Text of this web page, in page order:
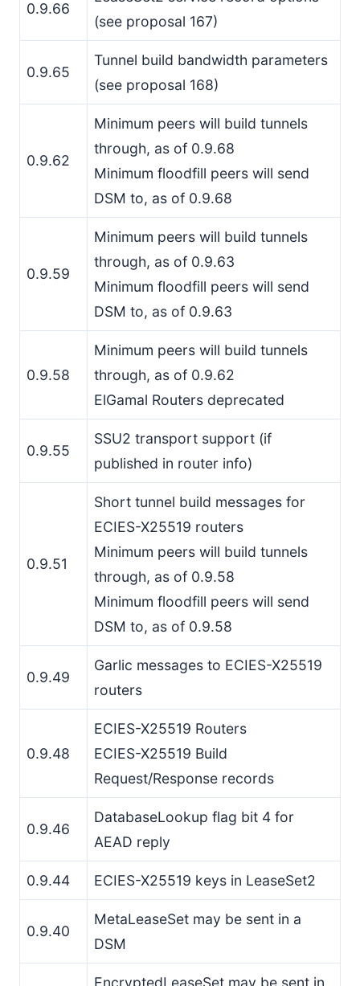
0.9.66
(see proposal 167)
0.9.65
Tunnel build bandwidth parameters
(see proposal 168)
0.9.62
Minimum peers will build tunnels
through, as of 0.9.68
Minimum floodfill peers will send
DSM to, as of 0.9.68
0.9.59
Minimum peers will build tunnels
through, as of 0.9.63
Minimum floodfill peers will send
DSM to, as of 0.9.63
0.9.58
Minimum peers will build tunnels
through, as of 0.9.62
ElGamal Routers deprecated
0.9.55
SSU2 transport support (if
published in router info)
0.9.51
Short tunnel build messages for
ECIES-X25519 routers
Minimum peers will build tunnels
through, as of 0.9.58
Minimum floodfill peers will send
DSM to, as of 0.9.58
0.9.49
Garlic messages to ECIES-X25519
routers
0.9.48
ECIES-X25519 Routers
ECIES-X25519 Build
Request/Response records
0.9.46
DatabaseLookup flag bit 4 for
AEAD reply
0.9.44 ECIES-X25519 keys in LeaseSet2
0.9.40
MetaLeaseSet may be sent in a
DSM
EncryptedLeaseSet may be sent in